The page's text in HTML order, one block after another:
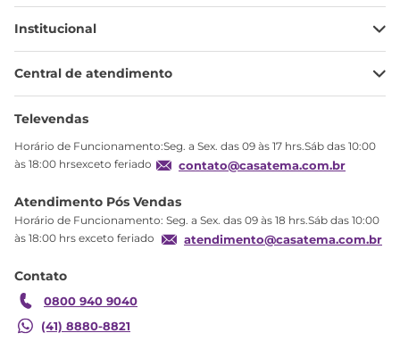
Institucional
Minha Conta
Meus pedidos
Troca
Garantia
Central de atendimento
Ajuda
Televendas
Horário de Funcionamento:Seg. a Sex. das 09 às 17 hrs.Sáb das 10:00
às 18:00 hrsexceto feriado
contato@casatema.com.br
Atendimento Pós Vendas
Horário de Funcionamento: Seg. a Sex. das 09 às 18 hrs.Sáb das 10:00
às 18:00 hrs exceto feriado
atendimento@casatema.com.br
Contato
0800 940 9040
(41) 8880-8821